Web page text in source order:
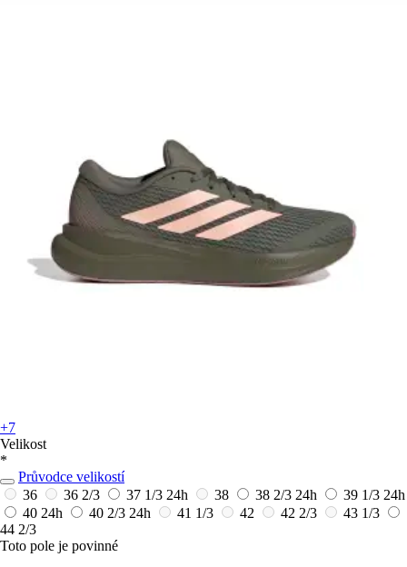
+7
Velikost
*
Průvodce velikostí
36
36 2/3 37 1/3 24h 38 38 2/3 24h 39 1/3 24h
40 24h 40 2/3 24h 41 1/3 42 42 2/3
43 1/3
44 2/3
Toto pole je povinné